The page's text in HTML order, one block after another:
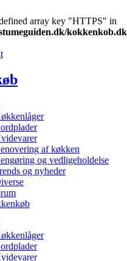
array key "HTTPS" in
af køkken
og vedligeholdelse
og nyheder